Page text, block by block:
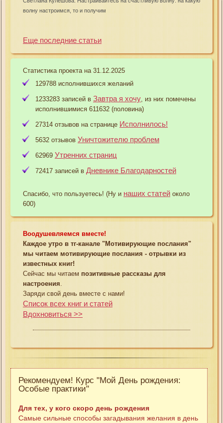
волну настроимся, то и получим
Еще последние статьи
Статистика проекта на 31.12.2025
129788 исполнившихся желаний
1233283 записей в Завтра я хочу , из них помечены
исполнившимися 611632 (половина)
27314 отзывов на странице Исполнилось!
5632 отзывов Уничтожителю проблем
62969 Утренних страниц
72417 записей в Дневнике Благодарностей
Спасибо, что пользуетесь! (Ну и наших статей около
600)
Воодушевляемся вместе!
Каждое утро в тг-канале "Мотивирующие послания"
мы читаем мотивирующие послания - отрывки из
известных книг!
Сейчас мы читаем позитивные рассказы для
настроения
Заряди свой день вместе с нами!
Список всех книг и статей
Вдохновиться >>
Рекомендуем! Курс "Мой День рождения:
Особые практики"
Для тех, у кого скоро день рождения
Самые сильные способы загадывания желания в день